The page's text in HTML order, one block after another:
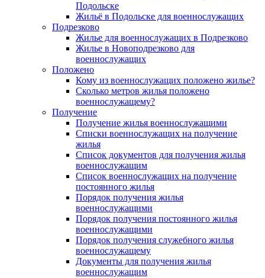
Подольске
Жильё в Подольске для военнослужащих
Подрезково
Жилье для военнослужащих в Подрезково
Жилье в Новоподрезково для
военнослужащих
Положено
Кому из военнослужащих положено жилье?
Сколько метров жилья положено
военнослужащему?
Получение
Получение жилья военнослужащими
Списки военнослужащих на получение
жилья
Список документов для получения жилья
военнослужащим
Список военнослужащих на получение
постоянного жилья
Порядок получения жилья
военнослужащими
Порядок получения постоянного жилья
военнослужащими
Порядок получения служебного жилья
военнослужащему
Документы для получения жилья
военнослужащим